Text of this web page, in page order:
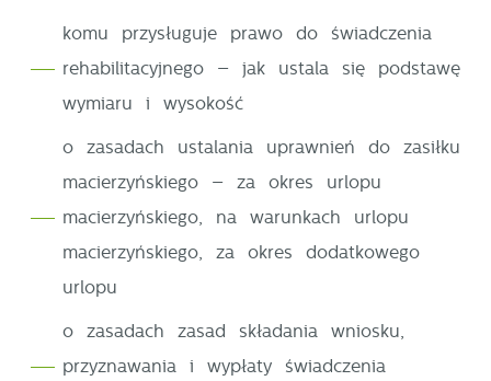
komu przysługuje prawo do świadczenia
rehabilitacyjnego – jak ustala się podstawę
wymiaru i wysokość
o zasadach ustalania uprawnień do zasiłku
macierzyńskiego – za okres urlopu
macierzyńskiego, na warunkach urlopu
macierzyńskiego, za okres dodatkowego
urlopu
o zasadach zasad składania wniosku,
przyznawania i wypłaty świadczenia
społecznościowych.